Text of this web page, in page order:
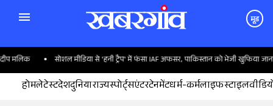
मूड
सोशल मीडिया से 'हनी ट्रैप' में फंसा IAF अफसर, पाकिस्तान को भेजी खुफिया जानकारी
होमलेटेस्टदेशदुनियाराज्यस्पोर्ट्सएंटरटेनमेंटधर्म-कर्मलाइफस्टाइल